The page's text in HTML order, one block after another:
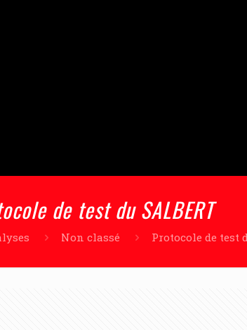
de test du SALBERT
Non classé Protocole de test